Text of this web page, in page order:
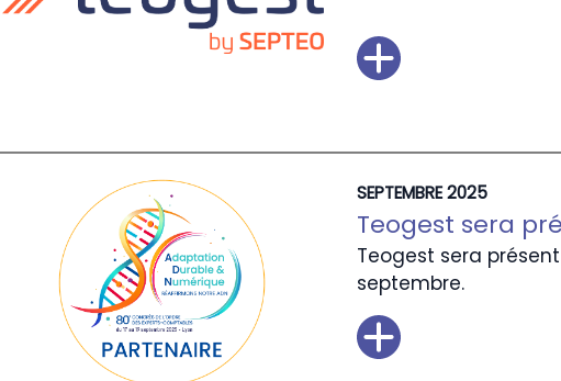
SEPTEMBRE 2025
Teogest sera
Teogest sera
septembre.